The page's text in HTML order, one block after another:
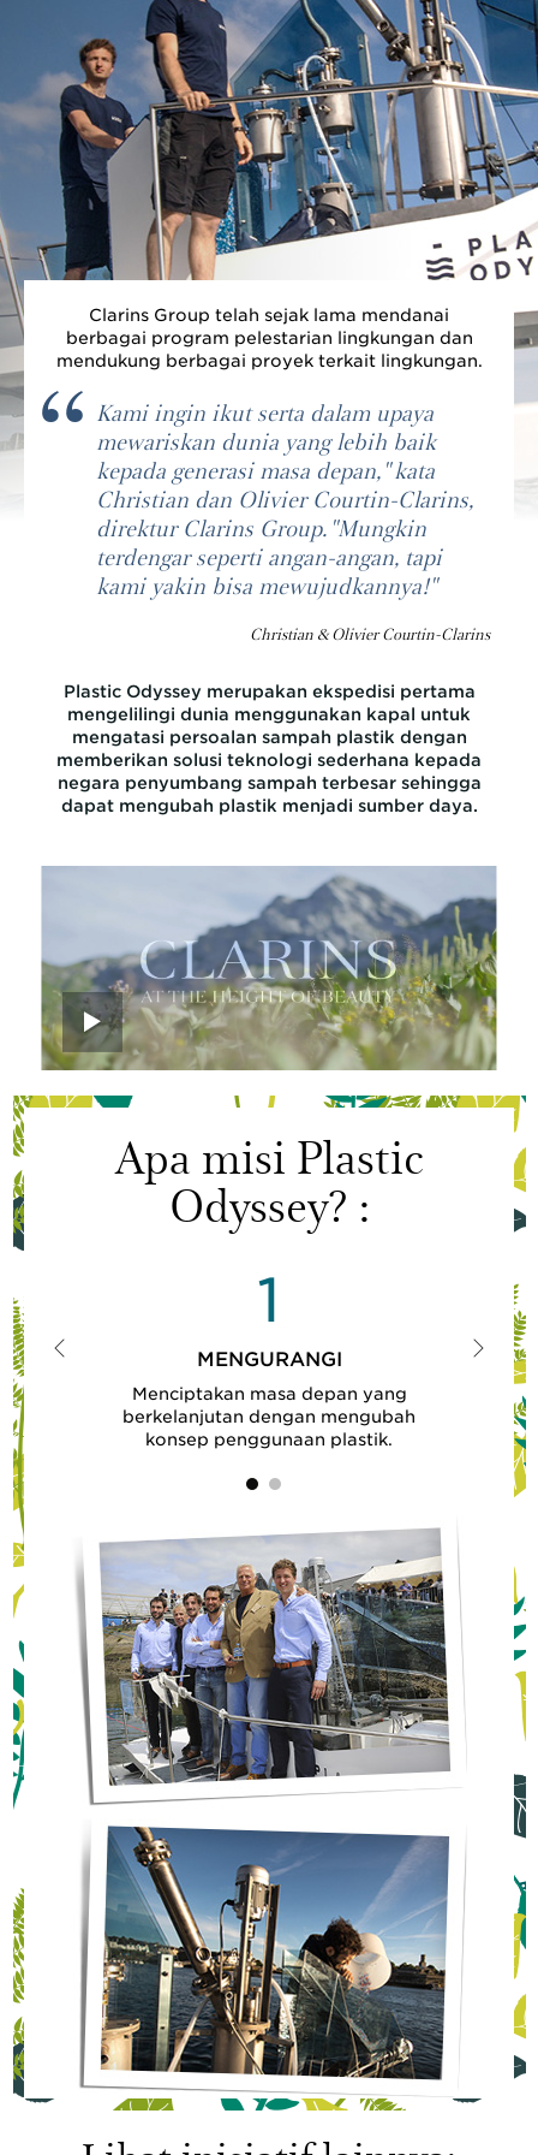
Clarins Group telah sejak lama mendanai
berbagai program pelestarian lingkungan dan
mendukung berbagai proyek terkait lingkungan.
Kami ingin ikut serta dalam upaya
mewariskan dunia yang lebih baik
kepada generasi masa depan," kata
Christian dan Olivier Courtin-Clarins,
direktur Clarins Group. "Mungkin
terdengar seperti angan-angan, tapi
kami yakin bisa mewujudkannya!"
Christian & Olivier Courtin-Clarins
Plastic Odyssey merupakan ekspedisi pertama
mengelilingi dunia menggunakan kapal untuk
mengatasi persoalan sampah plastik dengan
memberikan solusi teknologi sederhana kepada
negara penyumbang sampah terbesar sehingga
dapat mengubah plastik menjadi sumber daya.
Apa misi Plastic
Odyssey? :
1
MENGURANGI
Menciptakan masa depan yang
berkelanjutan dengan mengubah
konsep penggunaan plastik.